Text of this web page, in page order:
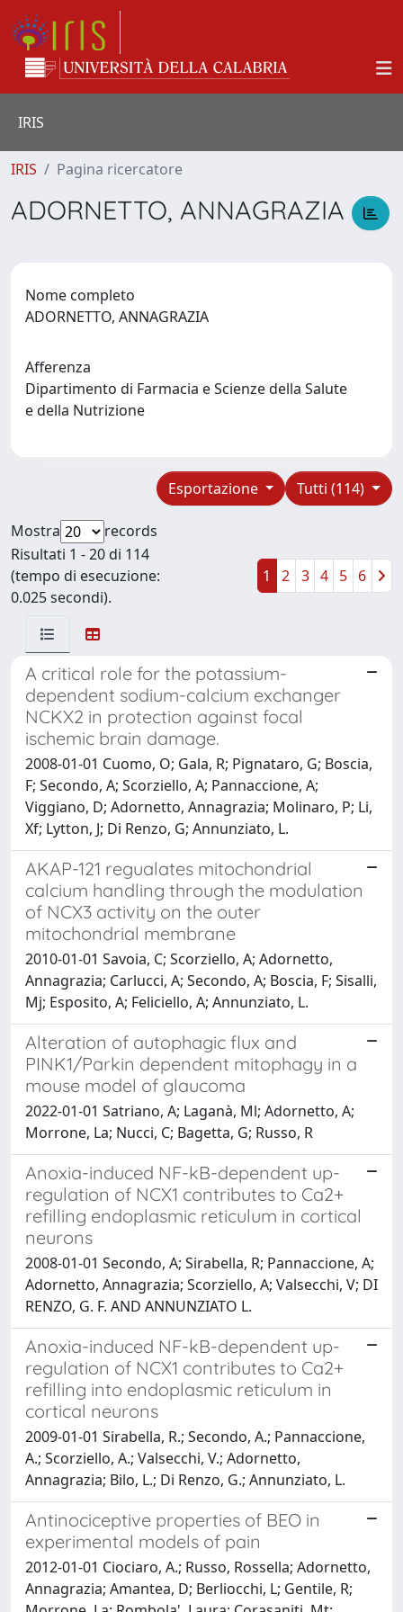
IRIS
IRIS Pagina ricercatore
ADORNETTO, ANNAGRAZIA
Nome completo
ADORNETTO, ANNAGRAZIA
Afferenza
Dipartimento di Farmacia e Scienze della Salute
e della Nutrizione
Tutti (114)
Esportazione
Mostra
records
Risultati 1 - 20 di 114
(tempo di esecuzione:
0.025 secondi).
1 2 3 4 5 6
A critical role for the potassium-
dependent sodium-calcium exchanger
NCKX2 in protection against focal
ischemic brain damage.
2008-01-01 Cuomo, O; Gala, R; Pignataro, G; Boscia,
F; Secondo, A; Scorziello, A; Pannaccione, A;
Viggiano, D; Adornetto, Annagrazia; Molinaro, P; Li,
Xf; Lytton, J; Di Renzo, G; Annunziato, L.
AKAP-121 regualates mitochondrial
calcium handling through the modulation
of NCX3 activity on the outer
mitochondrial membrane
2010-01-01 Savoia, C; Scorziello, A; Adornetto,
Annagrazia; Carlucci, A; Secondo, A; Boscia, F; Sisalli,
Mj; Esposito, A; Feliciello, A; Annunziato, L.
Alteration of autophagic flux and
PINK1/Parkin dependent mitophagy in a
mouse model of glaucoma
2022-01-01 Satriano, A; Laganà, Ml; Adornetto, A;
Morrone, La; Nucci, C; Bagetta, G; Russo, R
Anoxia-induced NF-kB-dependent up-
regulation of NCX1 contributes to Ca2+
refilling endoplasmic reticulum in cortical
neurons
2008-01-01 Secondo, A; Sirabella, R; Pannaccione, A;
Adornetto, Annagrazia; Scorziello, A; Valsecchi, V; DI
RENZO, G. F. AND ANNUNZIATO L.
Anoxia-induced NF-kB-dependent up-
regulation of NCX1 contributes to Ca2+
refilling into endoplasmic reticulum in
cortical neurons
2009-01-01 Sirabella, R.; Secondo, A.; Pannaccione,
A.; Scorziello, A.; Valsecchi, V.; Adornetto,
Annagrazia; Bilo, L.; Di Renzo, G.; Annunziato, L.
Antinociceptive properties of BEO in
experimental models of pain
2012-01-01 Ciociaro, A.; Russo, Rossella; Adornetto,
Annagrazia; Amantea, D; Berliocchi, L; Gentile, R;